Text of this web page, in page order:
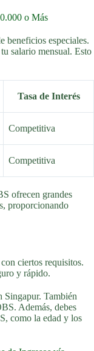
o Más
beneficios especiales.
salario mensual. Esto
Tasa de Interés
Competitiva
Competitiva
ofrecen grandes
proporcionando
ciertos requisitos.
y rápido.
Singapur. También
Además, debes
como la edad y los